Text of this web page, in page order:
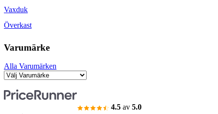
Vaxduk
Överkast
Varumärke
Alla Varumärken
4.5 av 5.0